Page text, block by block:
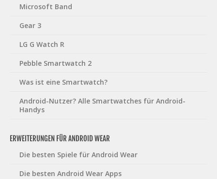
Microsoft Band
Gear 3
LG G Watch R
Pebble Smartwatch 2
Was ist eine Smartwatch?
Android-Nutzer? Alle Smartwatches für Android-
Handys
ERWEITERUNGEN FÜR ANDROID WEAR
Die besten Spiele für Android Wear
Die besten Android Wear Apps